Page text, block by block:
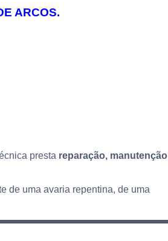
ARCOS.
presta reparação, manutenção
de uma avaria repentina, de uma